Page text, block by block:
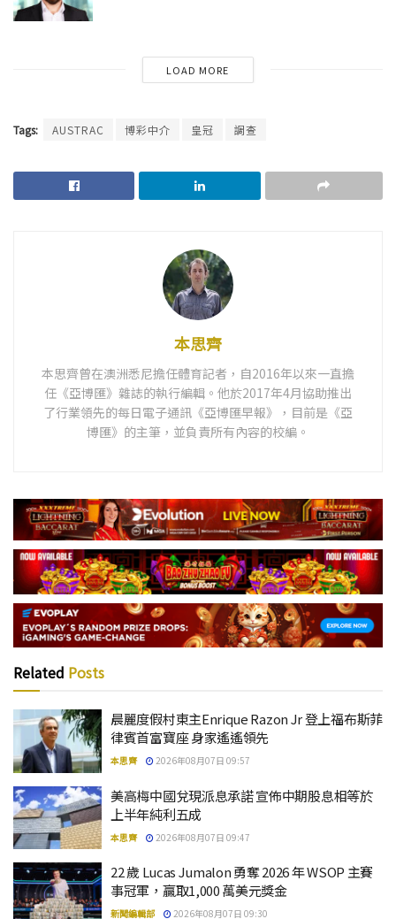
LOAD MORE
Tags: AUSTRAC 博彩中介 皇冠 調查
本思齊
本思齊曾在澳洲悉尼擔任體育記者，自2016年以來一直擔
任《亞博匯》雜誌的執行編輯。他於2017年4月協助推出
了行業領先的每日電子通訊《亞博匯早報》，目前是《亞
博匯》的主筆，並負責所有內容的校編。
Related Posts
晨麗度假村東主Enrique Razon Jr 登上福布斯菲
律賓首富寶座 身家遙遙領先
本思齊 2026年08月07日 09:57
美高梅中國兌現派息承諾 宣佈中期股息相等於
上半年純利五成
本思齊 2026年08月07日 09:47
22 歲 Lucas Jumalon 勇奪 2026 年 WSOP 主賽
事冠軍，贏取1,000 萬美元獎金
新聞編輯部 2026年08月07日 09:30